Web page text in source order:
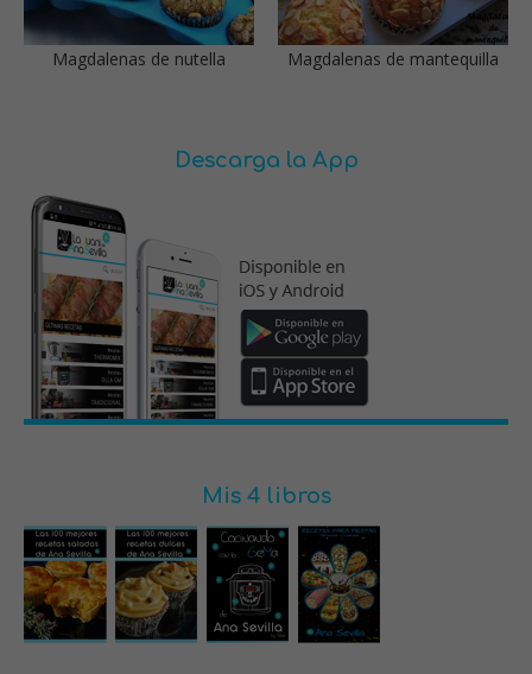
Magdalenas de nutella Magdalenas de mantequilla
Descarga la App
Mis 4 libros